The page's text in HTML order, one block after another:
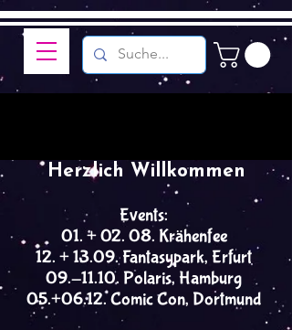
Events:
01. + 02. 08. Krähenfee
12. + 13.09. Fantasypark, Erfurt
09.-11.10. Polaris, Hamburg
05.+06.12. Comic Con, Dortmund
Herzlich Willkommen